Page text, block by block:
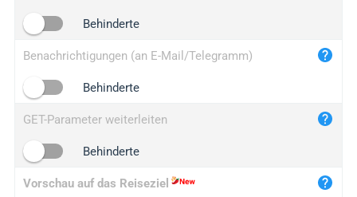
Behinderte
Benachrichtigungen (an E-Mail/Telegramm)
Behinderte
GET-Parameter weiterleiten
Behinderte
Vorschau auf das Reiseziel